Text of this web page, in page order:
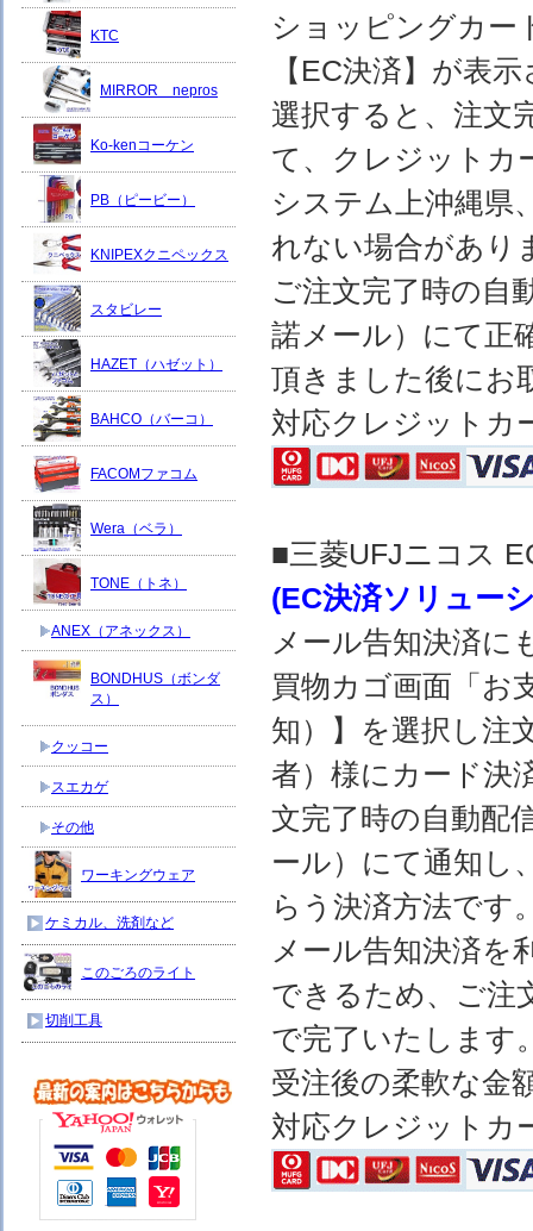
ショッピングカー
【EC決済】が表
選択すると、注文
て、クレジットカ
システム上沖縄県
れない場合があり
ご注文完了時の自
諾メール）にて正
頂きました後にお
対応クレジットカ
■三菱UFJニコス
(EC決済ソリュー
メール告知決済に
買物カゴ画面「お
知）】を選択し注
者）様にカード決
文完了時の自動配
ール）にて通知し
らう決済方法です
メール告知決済を
できるため、ご注
で完了いたします
受注後の柔軟な金
対応クレジットカ
KTC
MIRROR nepros
Ko-kenコーケン
PB（ピービー）
KNIPEXクニペックス
スタビレー
HAZET（ハゼット）
BAHCO（バーコ）
FACOMファコム
Wera（ベラ）
TONE（トネ）
ANEX（アネックス）
BONDHUS（ボンダ
ス）
クッコー
スエカゲ
その他
ワーキングウェア
ケミカル、洗剤など
このごろのライト
切削工具